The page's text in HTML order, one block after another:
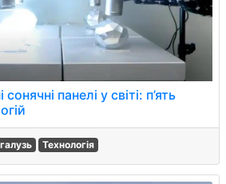
панелі у світі: п’ять
Технологія